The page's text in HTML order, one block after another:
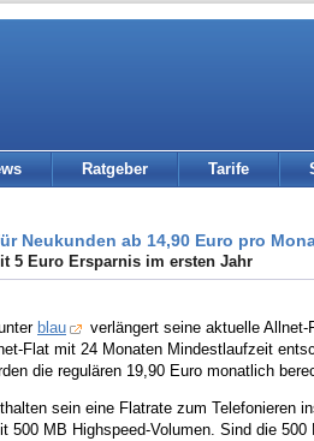
Ratgeber Tarife
Neukunden ab 14,90 Euro pro
5 Euro Ersparnis im ersten Jahr
blau
verlängert seine aktuelle
Flat mit 24 Monaten Mindestlaufzeit
die regulären 19,90 Euro monatlich
sein eine Flatrate zum
500 MB Highspeed-Volumen. Sind die